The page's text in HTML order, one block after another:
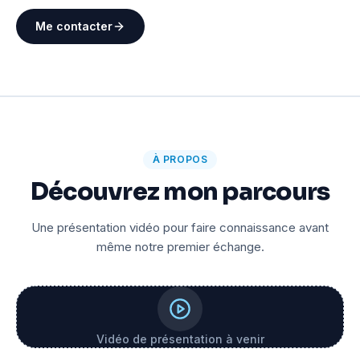
Me contacter
À PROPOS
Découvrez mon parcours
Une présentation vidéo pour faire connaissance avant
même notre premier échange.
Vidéo de présentation à venir